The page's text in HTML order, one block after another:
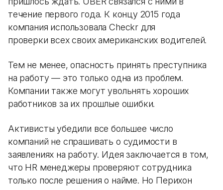
течение первого года. К концу 2015 года
компания использовала Checkr для
проверки всех своих американских водителей.
Тем не менее, опасность принять преступника
на работу — это только одна из проблем.
Компании также могут увольнять хороших
работников за их прошлые ошибки.
Активисты убедили все большее число
компаний не спрашивать о судимости в
заявлениях на работу. Идея заключается в том,
что HR менеджеры проверяют сотрудника
только после решения о найме. Но Перихон